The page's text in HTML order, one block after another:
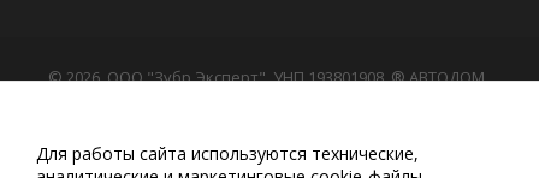
© 2026, ООО "Зубр Эксперт", УНП 193801908. ® АВТОДОМ
сайт носит исключительно информационный характер
Для работы сайта используются технические,